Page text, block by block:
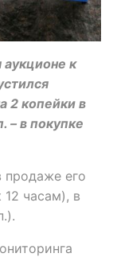
к
2 копейки в
– в покупке
продаже его
12 часам), в